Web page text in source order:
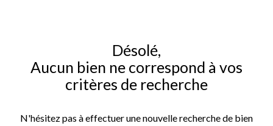
Désolé,
Aucun bien ne correspond à vos
critères de recherche
N'hésitez pas à effectuer une nouvelle recherche de bien